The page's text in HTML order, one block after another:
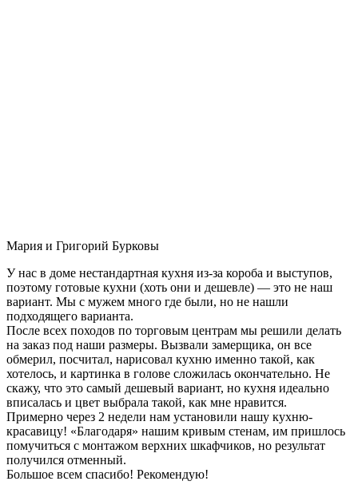
Мария и Григорий Бурковы
У нас в доме нестандартная кухня из-за короба и выступов,
поэтому готовые кухни (хоть они и дешевле) — это не наш
вариант. Мы с мужем много где были, но не нашли
подходящего варианта.
После всех походов по торговым центрам мы решили делать
на заказ под наши размеры. Вызвали замерщика, он все
обмерил, посчитал, нарисовал кухню именно такой, как
хотелось, и картинка в голове сложилась окончательно. Не
скажу, что это самый дешевый вариант, но кухня идеально
вписалась и цвет выбрала такой, как мне нравится.
Примерно через 2 недели нам установили нашу кухню-
красавицу! «Благодаря» нашим кривым стенам, им пришлось
помучиться с монтажом верхних шкафчиков, но результат
получился отменный.
Большое всем спасибо! Рекомендую!